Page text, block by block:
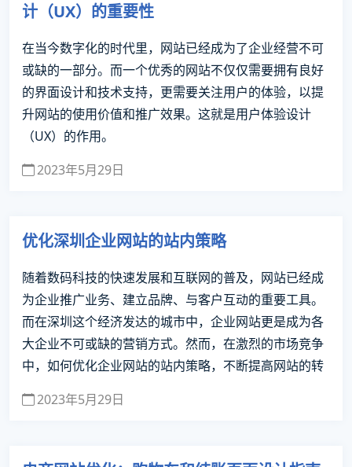
计（UX）的重要性
在当今数字化的时代里，网站已经成为了企业经营不可
或缺的一部分。而一个优秀的网站不仅仅需要拥有良好
的界面设计和技术支持，更需要关注用户的体验，以提
升网站的使用价值和推广效果。这就是用户体验设计
（UX）的作用。
2023年5月29日
优化深圳企业网站的站内策略
随着数码科技的快速发展和互联网的普及，网站已经成
为企业推广业务、建立品牌、与客户互动的重要工具。
而在深圳这个经济发达的城市中，企业网站更是成为各
大企业不可或缺的营销方式。然而，在激烈的市场竞争
中，如何优化企业网站的站内策略，不断提高网站的转
2023年5月29日